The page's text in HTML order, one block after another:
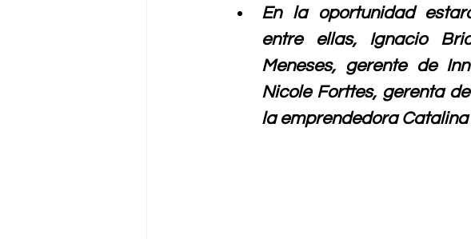
En la oportunidad
entre ellas, Ignacio
Meneses, gerente de
Nicole Forttes, gerenta
la emprendedora Catalina